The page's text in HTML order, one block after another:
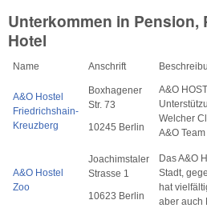
Unterkommen in Pension,
Hotel
Name Anschrift
A&O Hostel
Friedrichshain-
Kreuzberg
Boxhagener
Str. 73
10245 Berlin
A&O
Welcher
A&O
A&O Hostel
Zoo
Joachimstaler
Strasse 1
10623 Berlin
Das A&O
Stadt,
hat
aber auch